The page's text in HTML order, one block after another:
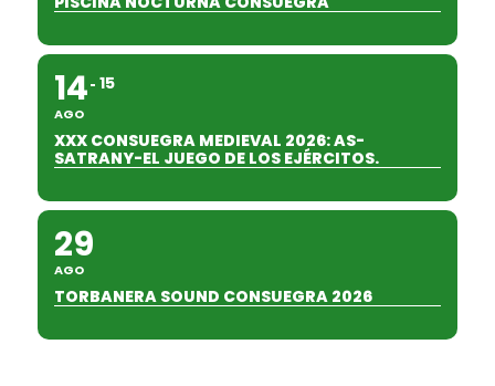
14
AGO
15
XXX CONSUEGRA MEDIEVAL 2026: AS-
SATRANY-EL JUEGO DE LOS EJÉRCITOS.
29
AGO
TORBANERA SOUND CONSUEGRA 2026